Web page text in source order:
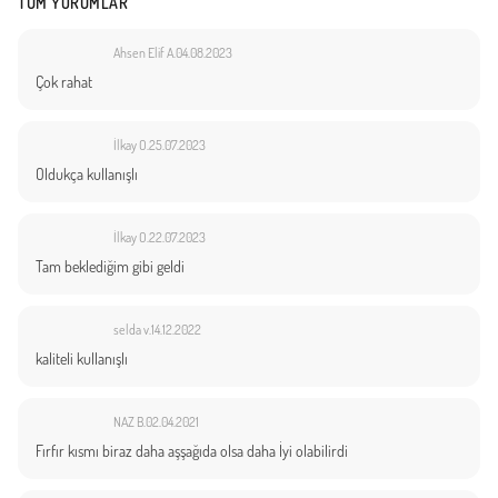
Ahsen Elif A.04.08.2023
Çok rahat
İlkay O. 25.07.2023
Oldukça kullanışlı
İlkay O. 22.07.2023
Tam beklediğim gibi geldi
selda v.14.12.2022
kaliteli kullanışlı
NAZ B.02.04.2021
Fırfır kısmı biraz daha aşşağıda olsa daha İyi olabilirdi